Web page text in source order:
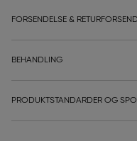
FORSENDELSE &
BEHANDLING
PRODUKTSTANDARDER OG